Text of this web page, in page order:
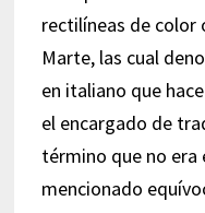
rectilíneas de color
Marte, las cual
en italiano que
el encargado de
término que no era
mencionado